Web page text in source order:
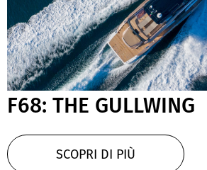
F68: THE GULLWING
SCOPRI DI PIÙ